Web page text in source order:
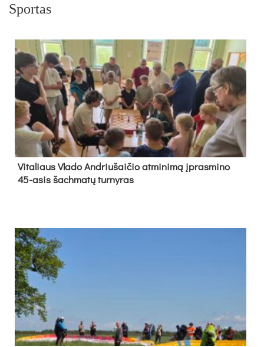
Sportas
Vi­ta­liaus Vla­do And­riu­šai­čio at­mi­ni­mą įpras­mi­no
45-asis šach­ma­tų tur­ny­ras